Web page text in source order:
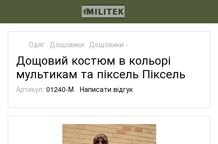
Одяг Дощовики Дощовики -
Дощовий костюм в кольорі
мультикам та піксель Піксель
Артикул: 01240-M Написати відгук